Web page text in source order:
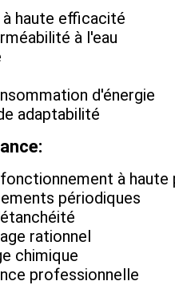
haute efficacité
à l'eau
d'énergie
adaptabilité
à haute
périodiques
rationnel
chimique
professionnelle